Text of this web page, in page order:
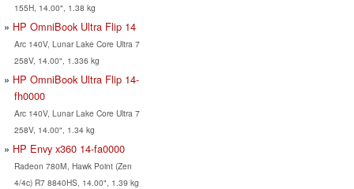
155H, 14.00", 1.38 kg
HP OmniBook Ultra Flip 14
Arc 140V, Lunar Lake Core Ultra 7
258V, 14.00", 1.336 kg
HP OmniBook Ultra Flip 14-
fh0000
Arc 140V, Lunar Lake Core Ultra 7
258V, 14.00", 1.34 kg
HP Envy x360 14-fa0000
Radeon 780M, Hawk Point (Zen
4/4c) R7 8840HS, 14.00", 1.39 kg